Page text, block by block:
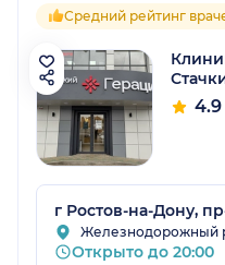
Средний рейтинг
4.9
г Ростов-на-Дону,
Железнодорожный
Открыто до 20:00